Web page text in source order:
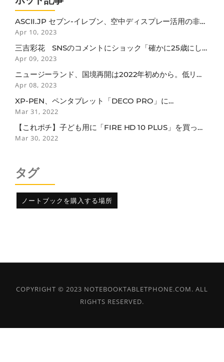
ASCII.JP セブン-イレブン、空中ディスプレー活用の非接
触セルフレジ
Apr 10, 2023
三吉彩花 SNSのコメントにショック「確かに25歳にし
ては垂れているかも…」
Apr 09, 2023
ニュージーランド、国境再開は2022年初めから。低リス
ク国のワクチン接種者は隔離免除
Apr 08, 2023
XP-PEN、ペンタブレット「DECO PRO」に
BLUETOOTH接続モデル
Mar 31, 2022
【これポチ】子ども用に「FIRE HD 10 PLUS」を買った
らなぜか子どもよりも自分がガッツリ使ってしまっている
Mar 30, 2022
タグ
ノートブックを購入する場所
COPYRIGHT © 2023 NOTEBOOKTABLETPHONE.COM. ALL
RIGHTS RESERVED.